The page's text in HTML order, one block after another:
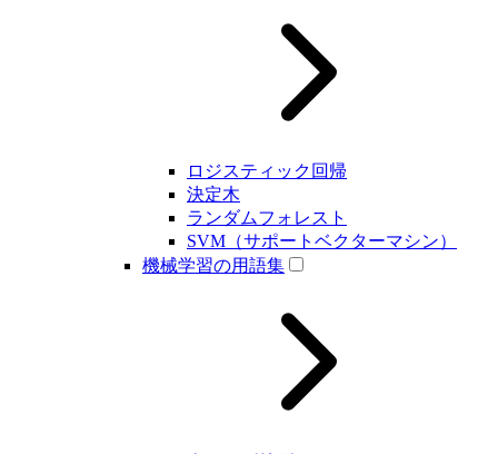
ロジスティック回帰
決定木
ランダムフォレスト
SVM（サポートベクターマシン）
機械学習の用語集